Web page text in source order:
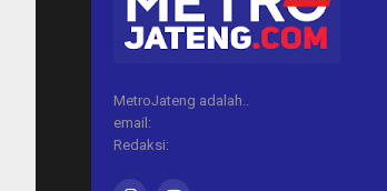
MetroJateng adalah..
email:
Redaksi: